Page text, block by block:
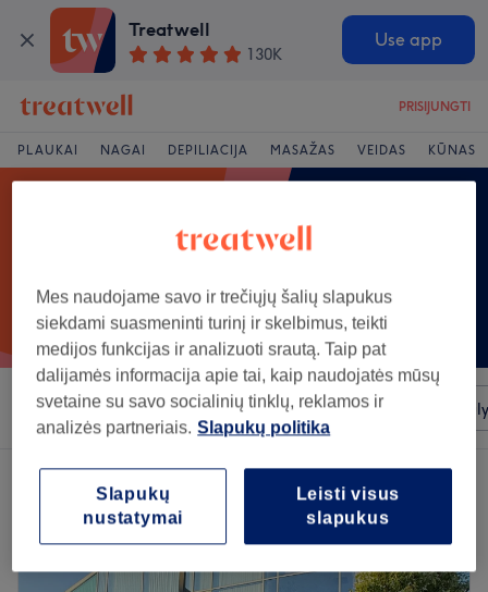
Treatwell
130K
Use app
PRISIJUNGTI
PLAUKAI NAGAI DEPILIACIJA MASAŽAS VEIDAS KŪNAS
Rūšiuoti pagal Bet kuri kaina Salonai Greiti
Salonas, siūlantis:vyrų depiliacija vašku rajonas: Marijampole
Mes naudojame savo ir trečiųjų šalių slapukus
siekdami suasmeninti turinį ir skelbimus, teikti
medijos funkcijas ir analizuoti srautą. Taip pat
dalijamės informacija apie tai, kaip naudojatės mūsų
svetaine su savo socialinių tinklų, reklamos ir
analizės partneriais. Slapukų politika
Leisti visus
slapukus
Slapukų
nustatymai